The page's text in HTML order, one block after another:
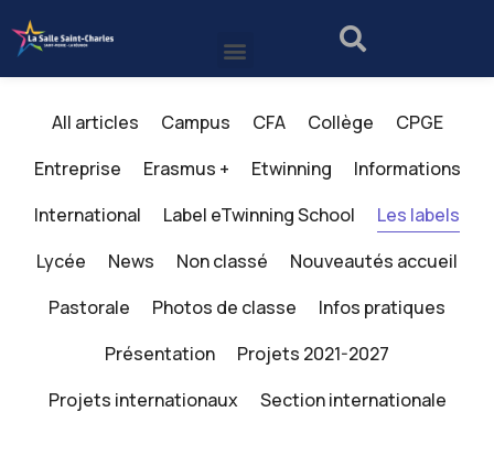
All articles Campus CFA Collège
CPGE
Entreprise
Erasmus + Etwinning
Informations
International
Label eTwinning School
Les labels
Lycée
News Non classé
Nouveautés accueil
Pastorale
Photos de classe
Infos pratiques
Présentation
Projets 2021-2027
Projets internationaux
Section internationale